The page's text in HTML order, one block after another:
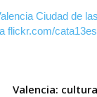
Valencia: